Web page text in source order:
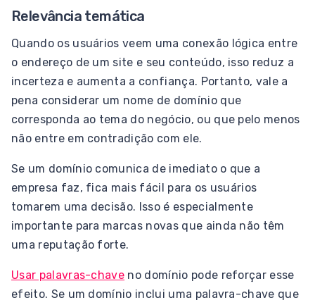
Relevância temática
Quando os usuários veem uma conexão lógica entre
o endereço de um site e seu conteúdo, isso reduz a
incerteza e aumenta a confiança. Portanto, vale a
pena considerar um nome de domínio que
corresponda ao tema do negócio, ou que pelo menos
não entre em contradição com ele.
Se um domínio comunica de imediato o que a
empresa faz, fica mais fácil para os usuários
tomarem uma decisão. Isso é especialmente
importante para marcas novas que ainda não têm
uma reputação forte.
Usar palavras-chave no domínio pode reforçar esse
efeito. Se um domínio inclui uma palavra-chave que